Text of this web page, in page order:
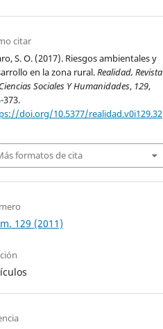
citar
S. O. (2017). Riesgos ambientales y
en la zona rural.Realidad, Revista
Sociales Y Humanidades, 129,
373.
doi.org/10.5377/realidad.v0i129.32
formatos de cita
129 (2011)